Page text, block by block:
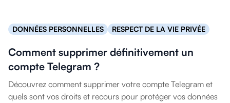
DONNÉES PERSONNELLES RESPECT DE LA VIE PRIVÉE
Comment supprimer définitivement un
compte Telegram ?
Découvrez comment supprimer votre compte Telegram et
quels sont vos droits et recours pour protéger vos données